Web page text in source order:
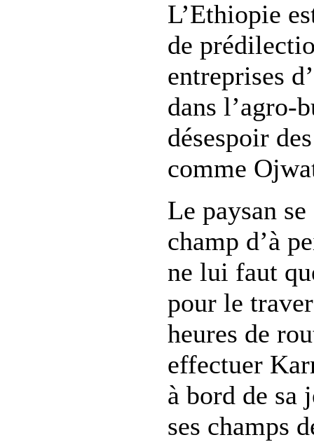
L’Ethiopie
de
entreprises
dans l’agro-
désespoir
comme
Le paysan
champ d’à
ne lui faut
pour le
heures de
effectuer
à bord de sa
ses champs